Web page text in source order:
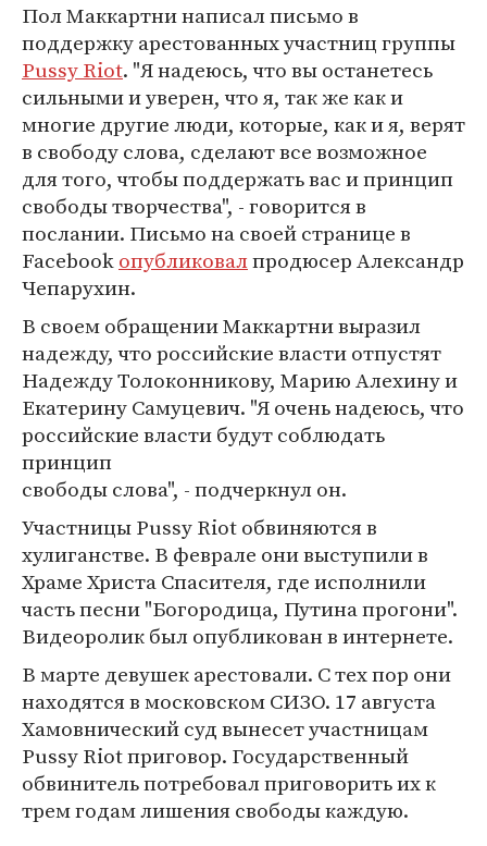
Пол Маккартни написал письмо в
поддержку арестованных участниц группы
Pussy Riot. "Я надеюсь, что вы останетесь
сильными и уверен, что я, так же как и
многие другие люди, которые, как и я, верят
в свободу слова, сделают все возможное
для того, чтобы поддержать вас и принцип
свободы творчества", - говорится в
послании. Письмо на своей странице в
Facebookопубликовалпродюсер Александр
Чепарухин.
В своем обращении Маккартни выразил
надежду, что российские власти отпустят
Надежду Толоконникову, Марию Алехину и
Екатерину Самуцевич. "Я очень надеюсь, что
российские власти будут соблюдать
принцип
свободы слова", - подчеркнул он.
Участницы Pussy Riot обвиняются в
хулиганстве. В феврале они выступили в
Храме Христа Спасителя, где исполнили
часть песни "Богородица, Путина прогони".
Видеоролик был опубликован в интернете.
В марте девушек арестовали. С тех пор они
находятся в московском СИЗО. 17 августа
Хамовнический суд вынесет участницам
Pussy Riot приговор. Государственный
обвинитель потребовал приговорить их к
трем годам лишения свободы каждую.